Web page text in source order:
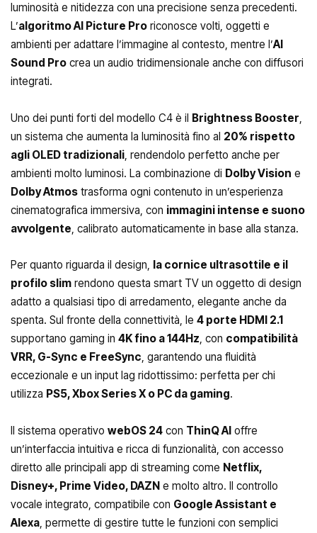
luminosità e nitidezza con una precisione senza precedenti.
L’algoritmo AI Picture Pro riconosce volti, oggetti e
ambienti per adattare l’immagine al contesto, mentre l’AI
Sound Pro crea un audio tridimensionale anche con diffusori
integrati.
Uno dei punti forti del modello C4 è il Brightness Booster,
un sistema che aumenta la luminosità fino al 20% rispetto
agli OLED tradizionali, rendendolo perfetto anche per
ambienti molto luminosi. La combinazione di Dolby Vision e
Dolby Atmos trasforma ogni contenuto in un’esperienza
cinematografica immersiva, con immagini intense e suono
avvolgente, calibrato automaticamente in base alla stanza.
Per quanto riguarda il design, la cornice ultrasottile e il
profilo slim rendono questa smart TV un oggetto di design
adatto a qualsiasi tipo di arredamento, elegante anche da
spenta. Sul fronte della connettività, le 4 porte HDMI 2.1
supportano gaming in 4K fino a 144Hz, con compatibilità
VRR, G-Sync e FreeSync, garantendo una fluidità
eccezionale e un input lag ridottissimo: perfetta per chi
utilizza PS5, Xbox Series X o PC da gaming.
Il sistema operativo webOS 24 con ThinQ AI offre
un’interfaccia intuitiva e ricca di funzionalità, con accesso
diretto alle principali app di streaming come Netflix,
Disney+, Prime Video, DAZN e molto altro. Il controllo
vocale integrato, compatibile con Google Assistant e
Alexa, permette di gestire tutte le funzioni con semplici